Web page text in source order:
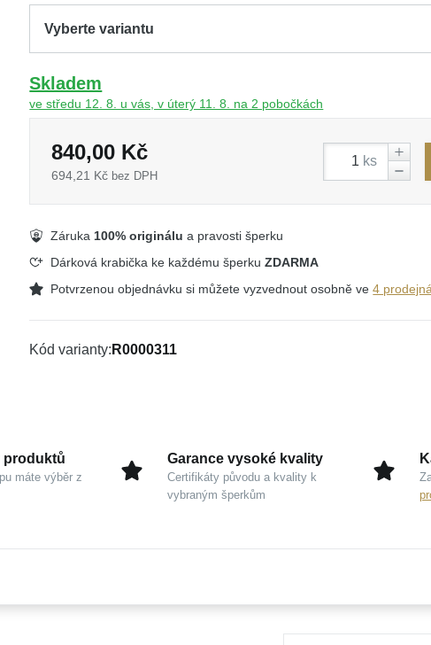
Skladem
ve středu 12. 8. u vás, v úterý 11. 8. na 2 pobočkách
840,00 Kč
694,21 Kč bez DPH
ks
Záruka 100% originálu a pravosti šperku
Dárková krabička ke každému šperkuZDARMA
Potvrzenou objednávku si můžete vyzvednout osobně ve4
Kód varianty R0000311
produktů
máte výběr z
Garance vysoké kvality
Certifikáty původu a kvality k
vybraným šperkům